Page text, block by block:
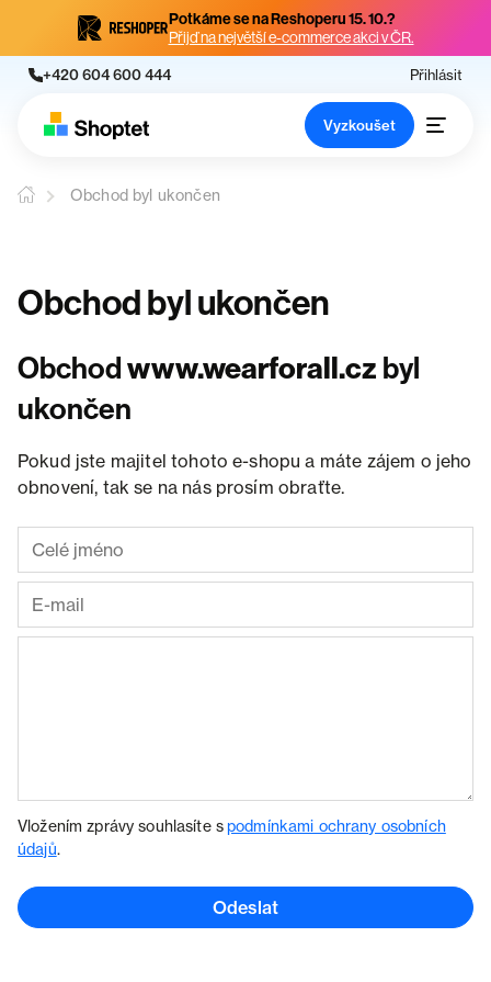
Potkáme se na Reshoperu 15. 10.?
Přijď na největší e-commerce akci v ČR.
+420 604 600 444 Přihlásit
Vyzkoušet
Obchod byl ukončen
Obchod byl ukončen
Obchodwww.wearforall.cz byl
ukončen
Pokud jste majitel tohoto e-shopu a máte zájem o jeho
obnovení, tak se na nás prosím obraťte.
Vložením zprávy souhlasíte spodmínkami ochrany osobních
údajů.
Odeslat